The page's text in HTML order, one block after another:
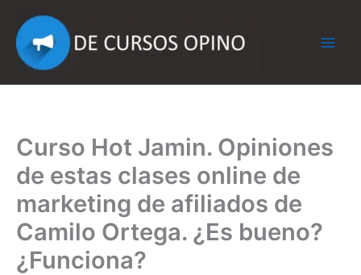
contenido
Curso Hot Jamin. Opiniones
de estas clases online de
marketing de afiliados de
Camilo Ortega. ¿Es bueno?
¿Funciona?